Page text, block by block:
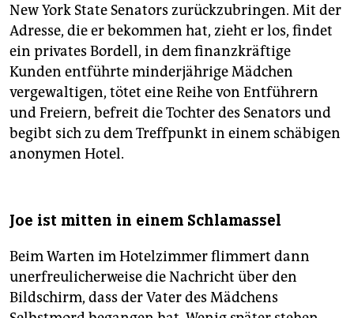
New York State Senators zurückzubringen. Mit der
Adresse, die er bekommen hat, zieht er los, findet
ein privates Bordell, in dem finanzkräftige
Kunden entführte minderjährige Mädchen
vergewaltigen, tötet eine Reihe von Entführern
und Freiern, befreit die Tochter des Senators und
begibt sich zu dem Treffpunkt in einem schäbigen
anonymen Hotel.
Joe ist mitten in einem Schlamassel
Beim Warten im Hotelzimmer flimmert dann
unerfreulicherweise die Nachricht über den
Bildschirm, dass der Vater des Mädchens